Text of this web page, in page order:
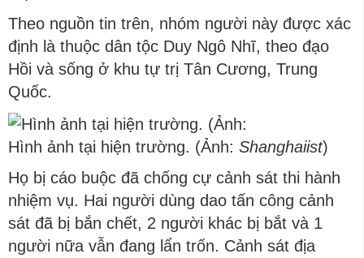
Theo nguồn tin trên, nhóm người này được xác
định là thuộc dân tộc Duy Ngô Nhĩ, theo đạo
Hồi và sống ở khu tự trị Tân Cương, Trung
Quốc.
Hình ảnh tại hiện trường. (Ảnh: Shanghaiist)
Họ bị cáo buộc đã chống cự cảnh sát thi hành
nhiệm vụ. Hai người dùng dao tấn công cảnh
sát đã bị bắn chết, 2 người khác bị bắt và 1
người nữa vẫn đang lẩn trốn. Cảnh sát địa